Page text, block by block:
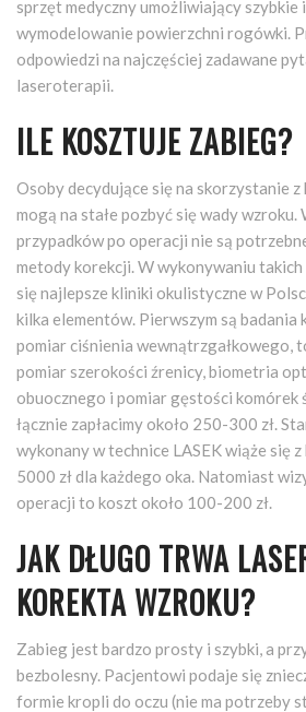
sprzęt medyczny umożliwiający szybkie
wymodelowanie powierzchni rogówki.
odpowiedzi na najczęściej zadawane
laseroterapii.
ILE KOSZTUJE ZABIEG?
Osoby decydujące się na skorzystanie
mogą na stałe pozbyć się wady wzroku.
przypadków po operacji nie są
metody korekcji. W wykonywaniu
się najlepsze kliniki okulistyczne w
kilka elementów. Pierwszym są badania
pomiar ciśnienia wewnątrzgałkowego,
pomiar szerokości źrenicy, biometria
obuocznego i pomiar gęstości komórek
łącznie zapłacimy około 250-300 zł.
wykonany w technice LASEK wiąże się
5000 zł dla każdego oka. Natomiast
operacji to koszt około 100-200 zł.
JAK DŁUGO TRWA
KOREKTA WZROKU?
Zabieg jest bardzo prosty i szybki, a
bezbolesny. Pacjentowi podaje się
formie kropli do oczu (nie ma potrzeby